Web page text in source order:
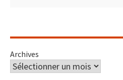
Archives